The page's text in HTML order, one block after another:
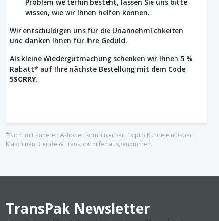
Problem weiterhin besteht, lassen Sie uns bitte
wissen, wie wir Ihnen helfen können.
Wir entschuldigen uns für die Unannehmlichkeiten
und danken Ihnen für Ihre Geduld.
Als kleine Wiedergutmachung schenken wir Ihnen 5 %
Rabatt* auf Ihre nächste Bestellung mit dem Code
5SORRY.
*Nicht mit anderen Aktionen kombinierbar, 1x pro Kunde einlösbar,
Maschinen, Geräte & Transporthilfen ausgenommen.
TransPak Newsletter